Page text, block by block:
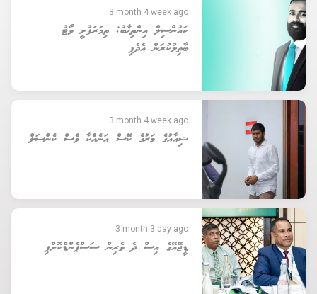
3 month 4 week ago
ކައުންސިލް އިންތިޚާބު: ތިމަރަފުށީ ވޯޓު
ބާތިލުކުރަން އެދެފި
3 month 4 week ago
ޝިއާއުގެ މަރުގެ ކޭސް އަނެއްކާ ވެސް ކެންސަލް
3 month 3 day ago
ޑީޖޭއޭގެ އިސް ދެ ވެރިން ސަސްޕެންޑްކޮށްފި